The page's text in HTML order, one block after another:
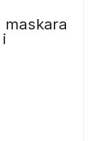
maskara